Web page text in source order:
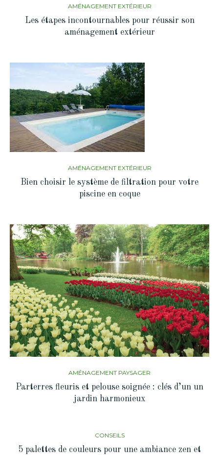
AMÉNAGEMENT EXTÉRIEUR
Les étapes incontournables pour réussir son
aménagement extérieur
AMÉNAGEMENT EXTÉRIEUR
Bien choisir le système de filtration pour votre
piscine en coque
AMÉNAGEMENT PAYSAGER
Parterres fleuris et pelouse soignée : clés d’un un
jardin harmonieux
CONSEILS
5 palettes de couleurs pour une ambiance zen et